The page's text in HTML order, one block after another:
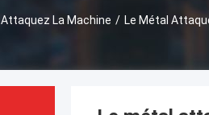
Attaquez La Machine / Le Métal